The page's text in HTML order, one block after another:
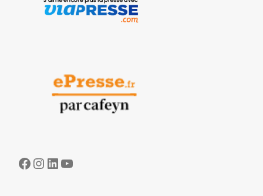
Facebook
Instagram
LinkedIn
YouTube